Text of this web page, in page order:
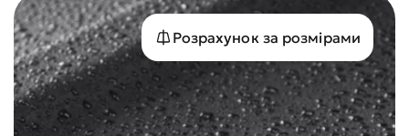
Розрахунок за розмірами